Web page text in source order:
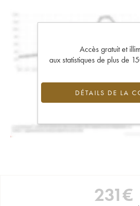
Accès gratuit et
aux statistiques de plus de
DÉTAILS DE LA
231€